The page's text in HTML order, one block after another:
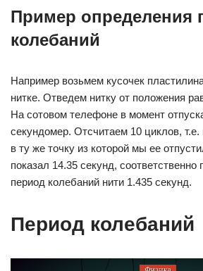
Пример определения
колебаний
Например возьмем кусочек
нитке. Отведем нитку от положения
На сотовом телефоне в момент
секундомер. Отсчитаем 10 циклов, т.е.
в ту же точку из которой мы ее
показал 14.35 секунд,
период колебаний нити 1.435 секунд.
Период колебаний